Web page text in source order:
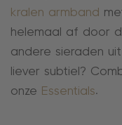
kralen armband
helemaal af door
andere sieraden
liever subtiel?
onze Essentials.